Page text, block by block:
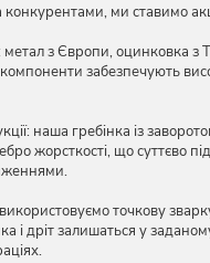
конкурентами, ми ставимо
метал з Європи, оцинковка з
забезпечують
наша гребінка із
жорсткості, що суттєво
точкову
і дріт залишаться у